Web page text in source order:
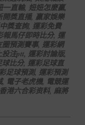
一直輸, 妞妞怎麼贏,
開獎直播, 贏家娛樂
獎查詢, 運彩免費
報馬仔即時比分, 運
預測賽事, 運彩網
注ptt, 運彩討論版,
球比分, 運彩足球直
足球預測, 運彩預測
, 電子老虎機, 電競運
香港六合彩资料, 麻將